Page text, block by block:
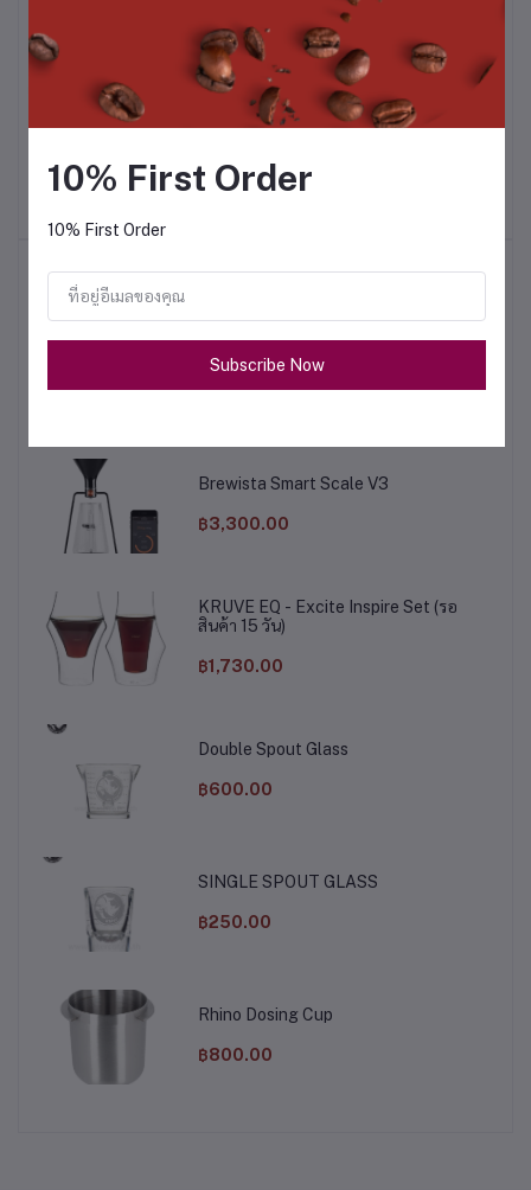
สินค้าขายดี
฿12,000.00
Brewista Smart Scale V3
฿3,300.00
KRUVE EQ - Excite Inspire Set (รอ
สินค้า 15 วัน)
฿1,730.00
Double Spout Glass
฿600.00
SINGLE SPOUT GLASS
฿250.00
Rhino Dosing Cup
฿800.00
10% First Order
10% First Order
Subscribe Now